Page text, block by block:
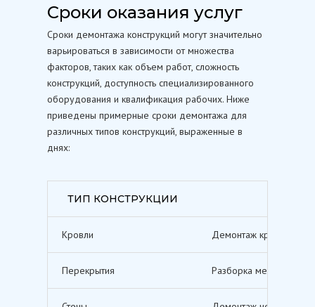
Сроки оказания услуг
Сроки демонтажа конструкций могут значительно
варьироваться в зависимости от множества
факторов, таких как объем работ, сложность
конструкций, доступность специализированного
оборудования и квалификация рабочих. Ниже
приведены примерные сроки демонтажа для
различных типов конструкций, выраженные в
днях:
ТИП КОНСТРУКЦИИ
Кровли Демонтаж кровельных
Перекрытия Разборка межэтажных